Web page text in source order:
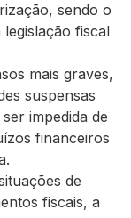
sendo o
fiscal
mais graves,
suspensas
impedida de
financeiros
de
fiscais, a